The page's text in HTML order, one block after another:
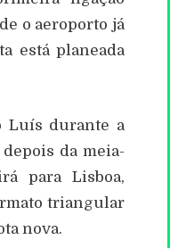
o aeroporto já
está planeada
Luís durante a
da meia-
para Lisboa,
triangular
nova.